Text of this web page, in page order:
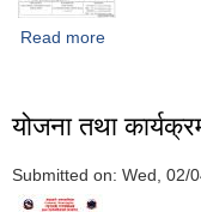
Read more
योजना तथा
Submitted on: Wed, 02/